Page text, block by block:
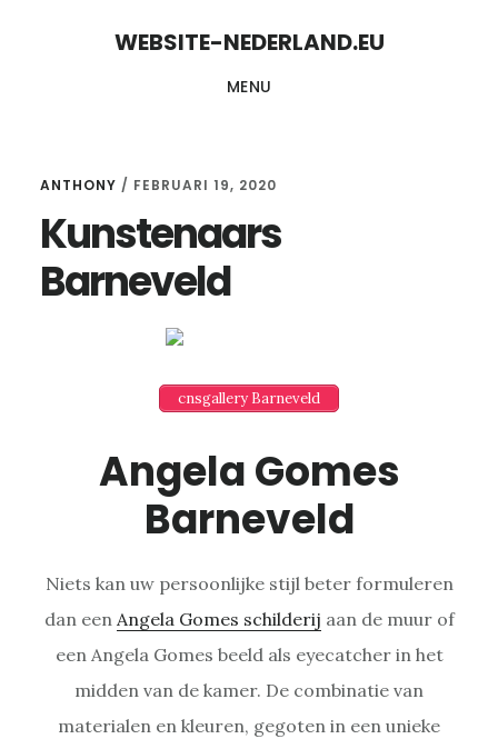
WEBSITE-NEDERLAND.EU
MENU
ANTHONY / FEBRUARI 19, 2020
Kunstenaars
Barneveld
cnsgallery Barneveld
Angela Gomes
Barneveld
Niets kan uw persoonlijke stijl beter formuleren
dan een Angela Gomes schilderij aan de muur of
een Angela Gomes beeld als eyecatcher in het
midden van de kamer. De combinatie van
materialen en kleuren, gegoten in een unieke